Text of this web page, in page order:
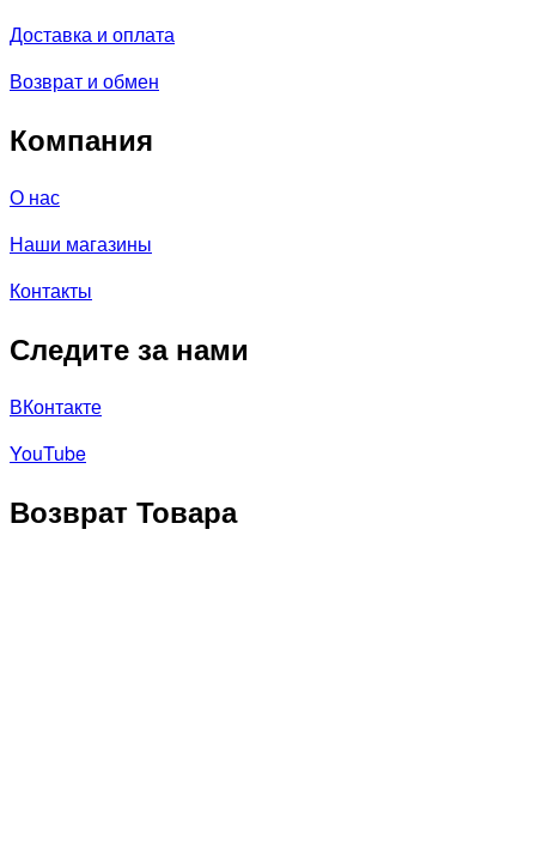
Доставка и оплата
Возврат и обмен
Компания
О нас
Наши магазины
Контакты
Следите за нами
ВКонтакте
YouTube
Возврат Товара